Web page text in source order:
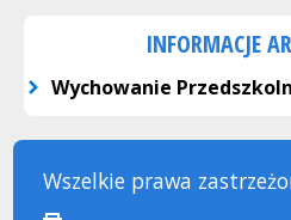
INFORMACJE
Wychowanie
Wszelkie prawa